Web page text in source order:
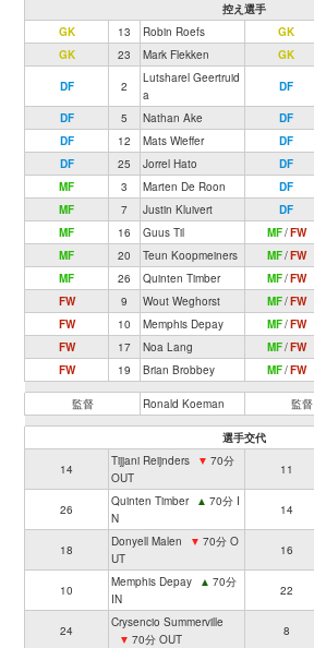
控え選手
GK
13 Robin Roefs GK
GK
23 Mark Flekken GK
DF 2
Lutsharel Geertruid
a
DF
DF 5 Nathan Ake DF
DF
12 Mats Wieffer DF
DF
25 Jorrel Hato DF
MF
3 Marten De Roon DF
MF
7 Justin Kluivert DF
MF
16 Guus Til MF/FW
MF
20 Teun Koopmeiners MF/FW
MF
26 Quinten Timber MF/FW
FW
9 Wout Weghorst MF/FW
FW
10 Memphis Depay MF/FW
FW
17 Noa Lang MF/FW
FW
19 Brian Brobbey MF/FW
監督 Ronald Koeman 監督
選手交代
14
Tijjani Reijnders ▼ 70分
OUT
11
26
Quinten Timber ▲ 70分 I
N
14
18
Donyell Malen ▼ 70分 O
UT
16
10
Memphis Depay ▲ 70分
IN
22
24
Crysencio Summerville
▼ 70分 OUT
8